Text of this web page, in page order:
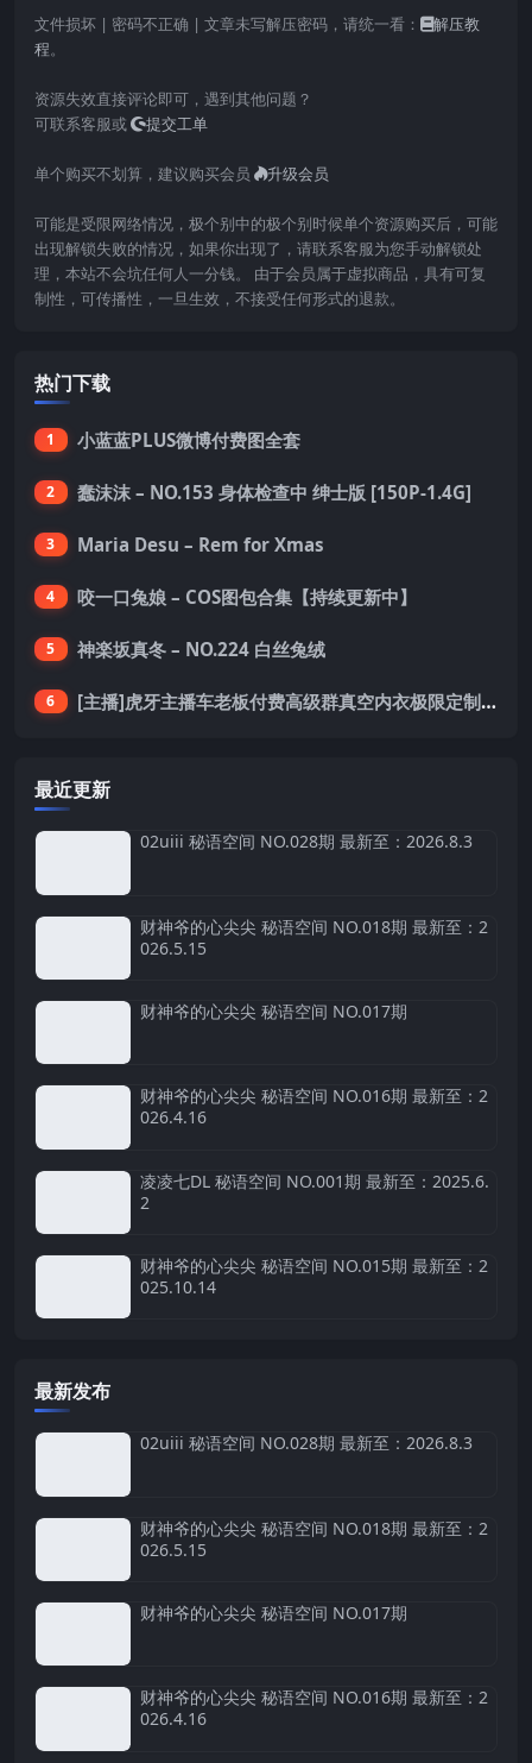
文件损坏 | 密码不正确 | 文章未写解压密码，请统一看：
解压教
程。
资源失效直接评论即可，遇到其他问题？
可联系客服或
提交工单
单个购买不划算，建议购买会员 升级会员
可能是受限网络情况，极个别中的极个别时候单个资源购买后，可能
出现解锁失败的情况，如果你出现了，请联系客服为您手动解锁处
理，本站不会坑任何人一分钱。 由于会员属于虚拟商品，具有可复
制性，可传播性，一旦生效，不接受任何形式的退款。
热门下载
1 小蓝蓝PLUS微博付费图全套
2 蠢沫沫 – NO.153 身体检查中 绅士版 [150P-1.4G]
3 Maria Desu – Rem for Xmas
4 咬一口兔娘 – COS图包合集【持续更新中】
5 神楽坂真冬 – NO.224 白丝兔绒
6 [主播]虎牙主播车老板付费高级群真空内衣极限定制8分19
最近更新
02uiii 秘语空间 NO.028期 最新至：2026.8.3
财神爷的心尖尖 秘语空间 NO.018期 最新至：2
026.5.15
财神爷的心尖尖 秘语空间 NO.017期
财神爷的心尖尖 秘语空间 NO.016期 最新至：2
026.4.16
凌凌七DL 秘语空间 NO.001期 最新至：2025.6.
2
财神爷的心尖尖 秘语空间 NO.015期 最新至：2
025.10.14
最新发布
02uiii 秘语空间 NO.028期 最新至：2026.8.3
财神爷的心尖尖 秘语空间 NO.018期 最新至：2
026.5.15
财神爷的心尖尖 秘语空间 NO.017期
财神爷的心尖尖 秘语空间 NO.016期 最新至：2
026.4.16